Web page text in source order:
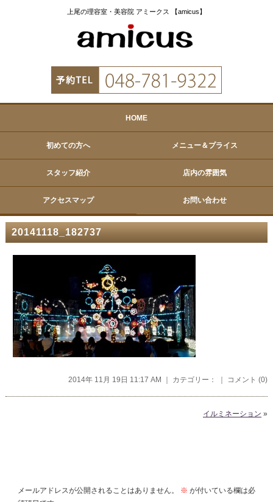
上尾の理容室・美容院 アミークス 【amicus】
HOME
初めての方へ メニュー＆プライス
スタッフ紹介 店内の雰囲気
アクセスマップ お問い合わせ
20141118_182737
2014年 11月 19日 11:17 AM ｜ カテゴリー： ｜ コメント (0)
イルミネーション »
メールアドレスが公開されることはありません。 ※ が付いている欄は必